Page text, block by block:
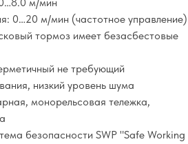
0…20 м/мин (частотное управление)
тормоз имеет безасбестовые
не требующий
низкий уровень шума
монорельсовая тележка,
безопасности SWP "Safe Working